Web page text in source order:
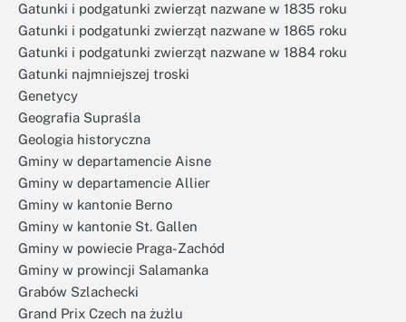
Gatunki i podgatunki zwierząt nazwane w 1835 roku
Gatunki i podgatunki zwierząt nazwane w 1865 roku
Gatunki i podgatunki zwierząt nazwane w 1884 roku
Gatunki najmniejszej troski
Genetycy
Geografia Supraśla
Geologia historyczna
Gminy w departamencie Aisne
Gminy w departamencie Allier
Gminy w kantonie Berno
Gminy w kantonie St. Gallen
Gminy w powiecie Praga-Zachód
Gminy w prowincji Salamanka
Grabów Szlachecki
Grand Prix Czech na żużlu